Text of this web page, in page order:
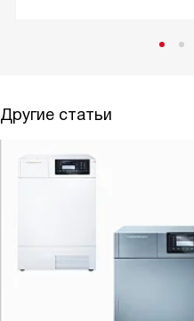
Другие статьи